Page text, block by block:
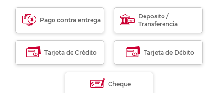
Pago contra entrega
Déposito /
Transferencia
Tarjeta de Crédito Tarjeta de Débito
Cheque